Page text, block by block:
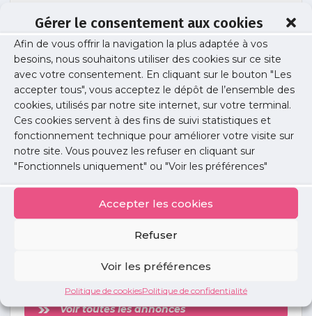
Gérer le consentement aux cookies
Afin de vous offrir la navigation la plus adaptée à vos
besoins, nous souhaitons utiliser des cookies sur ce site
avec votre consentement. En cliquant sur le bouton "Les
accepter tous", vous acceptez le dépôt de l’ensemble des
cookies, utilisés par notre site internet, sur votre terminal.
Ces cookies servent à des fins de suivi statistiques et
fonctionnement technique pour améliorer votre visite sur
notre site. Vous pouvez les refuser en cliquant sur
"Fonctionnels uniquement" ou "Voir les préférences"
Accepter les cookies
Refuser
Voir les préférences
Politique de cookiesPolitique de confidentialité
demographie-endocrinologues-
liberaux-idf
Publié le :9 octobre 2025
Partager cet article :
annonces
Voir toutes les annonces